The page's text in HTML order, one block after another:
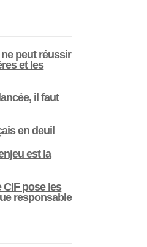
peut réussir
et les
il faut
en deuil
est la
pose les
responsable